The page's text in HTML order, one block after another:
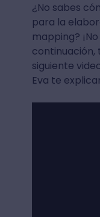
¿No sabes
para la
mapping?
siguiente
Eva te